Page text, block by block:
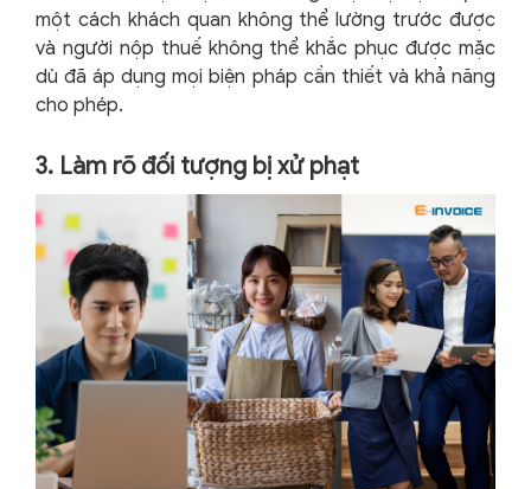
một cách khách quan không thể lường trước được
và người nộp thuế không thể khắc phục được mặc
dù đã áp dụng mọi biện pháp cần thiết và khả năng
cho phép.
3. Làm rõ đối tượng bị xử phạt